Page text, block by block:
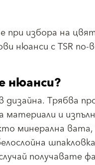
избора на
нюанси с TSR по-
нюанси?
дизайна. Трябва
и
минерална
получавате